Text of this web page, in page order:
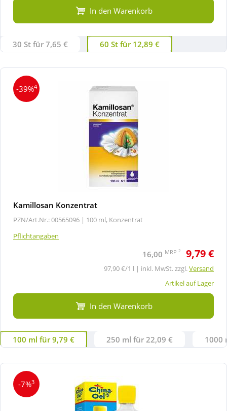
In den Warenkorb
30 St für 7,65 € 60 St für 12,89 €
-39%4
Kamillosan Konzentrat
PZN/Art.Nr.: 00565096 | 100 ml, Konzentrat
Pflichtangaben
16,00 MRP 2 9,79 €
97,90 €/1 l | inkl. MwSt. zzgl.Versand
Artikel auf Lager
In den Warenkorb
100 ml für 9,79 € 250 ml für 22,09 € 1000
-7%3